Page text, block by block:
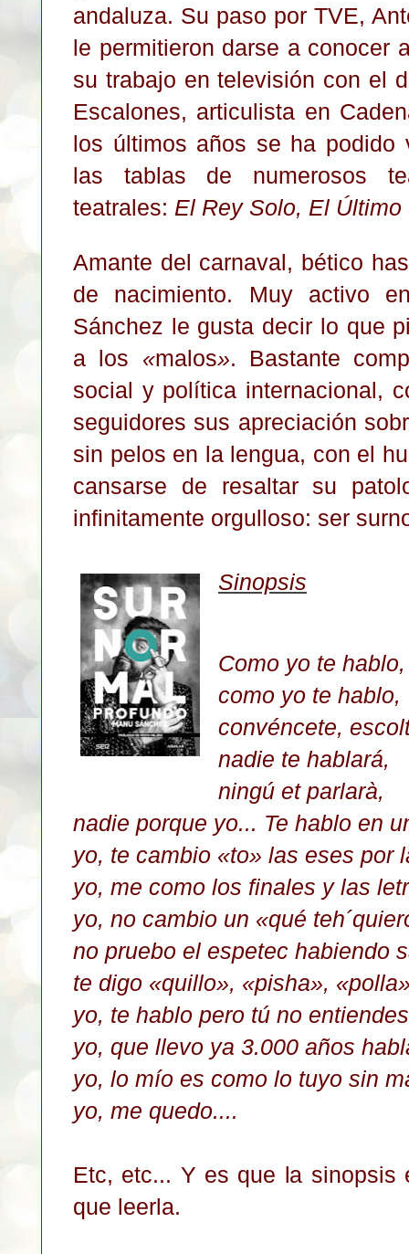
andaluza. Su paso por TVE,
le permitieron darse a conocer
su trabajo en televisión con el
Escalones, articulista en
los últimos años se ha podido
las tablas de numerosos
teatrales: El Rey Solo, El Último
Amante del carnaval, bético
de nacimiento. Muy activo
Sánchez le gusta decir lo que
a los «malos». Bastante
social y política internacional,
seguidores sus apreciación
sin pelos en la lengua, con el
cansarse de resaltar su
infinitamente orgulloso: ser
Sinopsis
Como yo te hablo,
como yo te hablo,
convéncete,
nadie te hablará,
ningú et parlarà,
nadie porque yo... Te hablo en
yo, te cambio «to» las eses por
yo, me como los finales y las
yo, no cambio un «qué
no pruebo el espetec habiendo
te digo «quillo», «pisha»,
yo, te hablo pero tú no
yo, que llevo ya 3.000 años
yo, lo mío es como lo tuyo sin
yo, me quedo....
Etc, etc... Y es que la sinopsis
que leerla.